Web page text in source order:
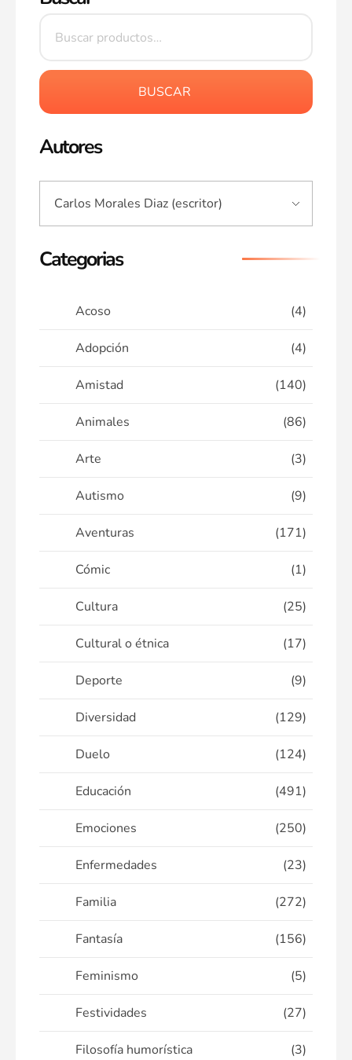
BUSCAR
Autores
Categorias
Acoso (4)
Adopción (4)
Amistad (140)
Animales (86)
Arte (3)
Autismo (9)
Aventuras (171)
Cómic (1)
Cultura (25)
Cultural o étnica (17)
Deporte (9)
Diversidad (129)
Duelo (124)
Educación (491)
Emociones (250)
Enfermedades (23)
Familia (272)
Fantasía (156)
Feminismo (5)
Festividades (27)
Filosofía humorística (3)